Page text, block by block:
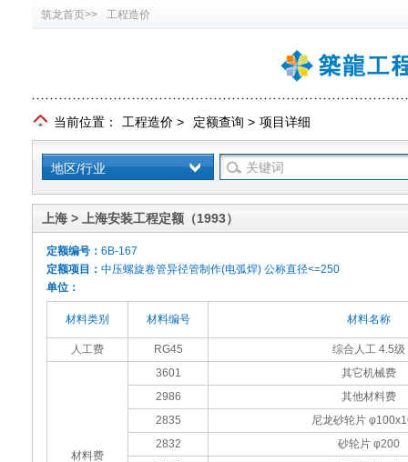
筑龙首页>> 工程造价
当前位置： 工程造价 > 定额查询 > 项目详细
地区/行业
上海 > 上海安装工程定额（1993）
定额编号： 6B-167
定额项目： 中压螺旋卷管异径管制作(电弧焊) 公称直径<=250
单位：
材料类别 材料编号 材料名称
人工费 RG45 综合人工 4.5级
材料费
3601
其它机械费
2986
其他材料费
2835
尼龙砂轮片
2832
砂轮片 φ200